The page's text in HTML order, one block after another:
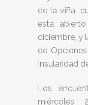
de la viña,
está
diciembre, y
de
Insularidad
Los
miércoles